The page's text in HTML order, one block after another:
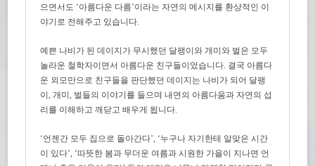
으면서도 ‘아름다운 다름’이라는 자연의 메시지를 환상적인 이
야기로 전해주고 있습니다.
예쁜 나비가 된 데이지가 무시했던 달팽이와 개미와 벌은 모두
놀라운 철학자이면서 아름다운 친구들이었습니다. 결국 아름다
운 외모만으로 친구들을 판단했던 데이지는 나비가 되어 달팽
이, 개미, 벌들의 이야기를 들으며 내면의 아름다움과 자연의 섭
리를 이해하고 깨닫고 배우게 됩니다.
‘언젠간 모두 집으로 돌아간다’, ‘누구나 자기한테 알맞은 시간
이 있다’, ‘따뜻한 봄과 무더운 여름과 시원한 가을이 지나면 언